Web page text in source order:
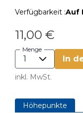
Verfügbarkeit :Auf
11,00 €
Menge
In
inkl. MwSt.
Höhepunkte